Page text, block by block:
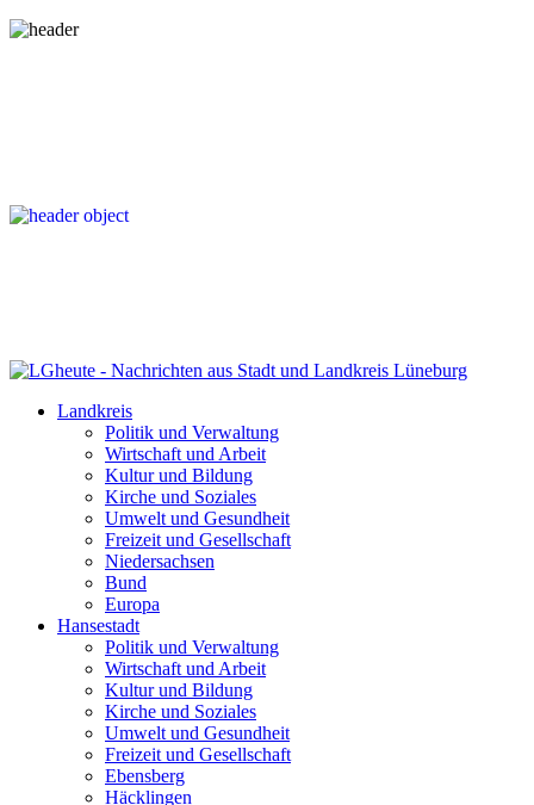
Landkreis
Politik und Verwaltung
Wirtschaft und Arbeit
Kultur und Bildung
Kirche und Soziales
Umwelt und Gesundheit
Freizeit und Gesellschaft
Niedersachsen
Bund
Europa
Hansestadt
Politik und Verwaltung
Wirtschaft und Arbeit
Kultur und Bildung
Kirche und Soziales
Umwelt und Gesundheit
Freizeit und Gesellschaft
Ebensberg
Häcklingen